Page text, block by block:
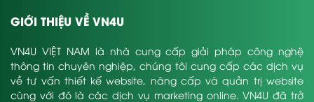
GIỚI THIỆU VỀ VN4U
VN4U VIỆT NAM là nhà cung cấp giải pháp công nghệ
thông tin chuyên nghiệp, chúng tôi cung cấp các dịch vụ
về tư vấn thiết kế website, nâng cấp và quản trị website
cùng với đó là các dịch vụ marketing online. VN4U đã trở